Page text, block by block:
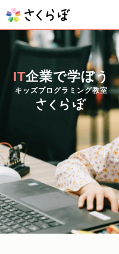
IT企業で学ぼう
キッズプログラミング教室